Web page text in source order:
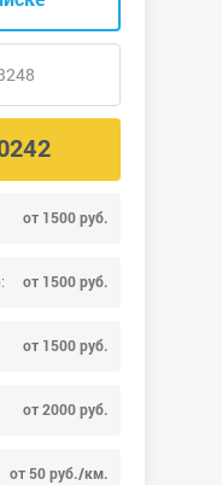
от 1500 руб.
от 1500 руб.
от 1500 руб.
от 2000 руб.
от 50 руб./км.